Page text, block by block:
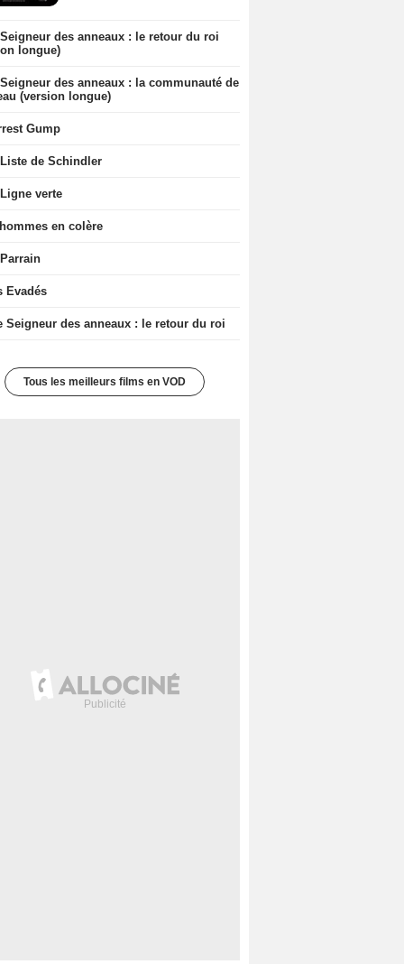
des anneaux : le retour du roi
longue)
des anneaux : la communauté de
(version longue)
Gump
de Schindler
verte
en colère
Evadés
Seigneur des anneaux : le retour du roi
Tous les meilleurs films en VOD